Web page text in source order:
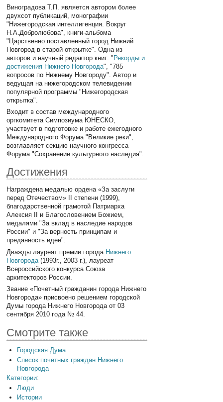
Виноградова Т.П. является автором более
двухсот публикаций, монографии
"Нижегородская интеллигенция. Вокруг
Н.А.Добролюбова", книги-альбома
"Царственно поставленный город Нижний
Новгород в старой открытке". Одна из
авторов и научный редактор книг: " Рекорды и
достижения Нижнего Новгорода", "785
вопросов по Нижнему Новгороду". Автор и
ведущая на нижегородском телевидении
популярной программы "Нижегородская
открытка".
Входит в состав международного
оргкомитета Симпозиума ЮНЕСКО,
участвует в подготовке и работе ежегодного
Международного Форума "Великие реки",
возглавляет секцию научного конгресса
Форума "Сохранение культурного наследия".
Достижения
Награждена медалью ордена «За заслуги
перед Отечеством» II степени (1999),
благодарственной грамотой Патриарха
Алексия II и Благословением Божием,
медалями "За вклад в наследие народов
России" и "За верность принципам и
преданность идее".
Дважды лауреат премии города Нижнего
Новгорода (1993г., 2003 г.), лауреат
Всероссийского конкурса Союза
архитекторов России.
Звание «Почетный гражданин города Нижнего
Новгорода» присвоено решением городской
Думы города Нижнего Новгорода от 03
сентября 2010 года № 44.
Смотрите также
Городская Дума
Список почетных граждан Нижнего
Новгорода
Категории:
Люди
Истории